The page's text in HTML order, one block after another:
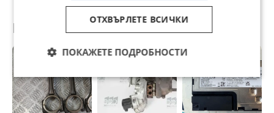
Препоръчани за теб
ОТХВЪРЛЕТЕ ВСИЧКИ
ПОКАЖЕТЕ ПОДРОБНОСТИ